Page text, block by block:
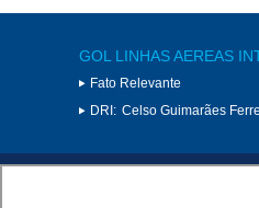
GOL LINHAS AEREAS
Fato Relevante
DRI: Celso Guimarães